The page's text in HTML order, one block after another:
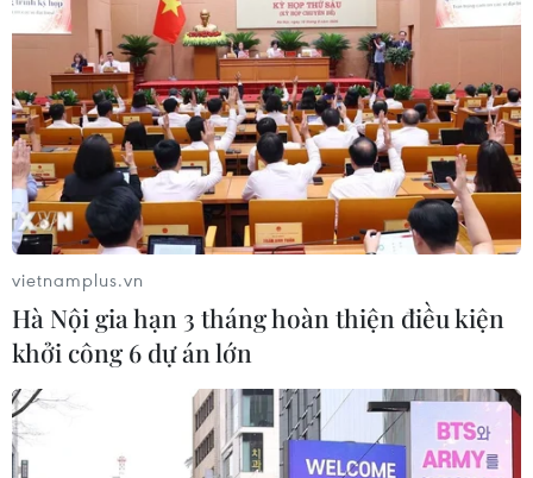
vietnamplus.vn
Hà Nội gia hạn 3 tháng hoàn thiện điều kiện
khởi công 6 dự án lớn